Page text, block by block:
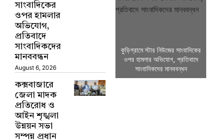
সাংবাদিকের
ওপর হামলার
অভিযোগ,
প্রতিবাদে
সাংবাদিকদের
মানববন্ধন
August 6, 2026
কক্সবাজারে
জেলা মাদক
প্রতিরোধ ও
আইন শৃঙ্খলা
উন্নয়ন সভা
সম্পন্ন প্রধান
কুড়িগ্রামে স্টার নিউজের সাংবাদিকের
ওপর হামলার অভিযোগ, প্রতিবাদে
সাংবাদিকদের মানববন্ধন